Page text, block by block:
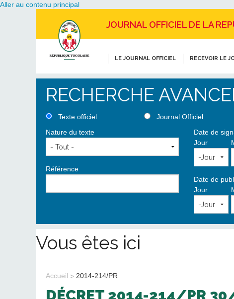
Aller au contenu principal
JOURNAL OFFICIEL DE LA
LE JOURNAL OFFICIEL RECEVOIR LE
RECHERCHE
Texte officiel
Journal Officiel
Nature du texte
Référence
Date de
Jour
Date de
Jour
Vous êtes ici
Accueil 2014-214/PR
DÉCRET 2014-214/PR